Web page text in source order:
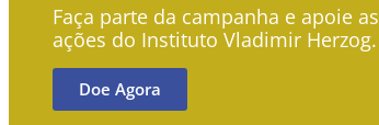
Faça parte da campanha e apoie as
ações do Instituto Vladimir Herzog.
Doe Agora